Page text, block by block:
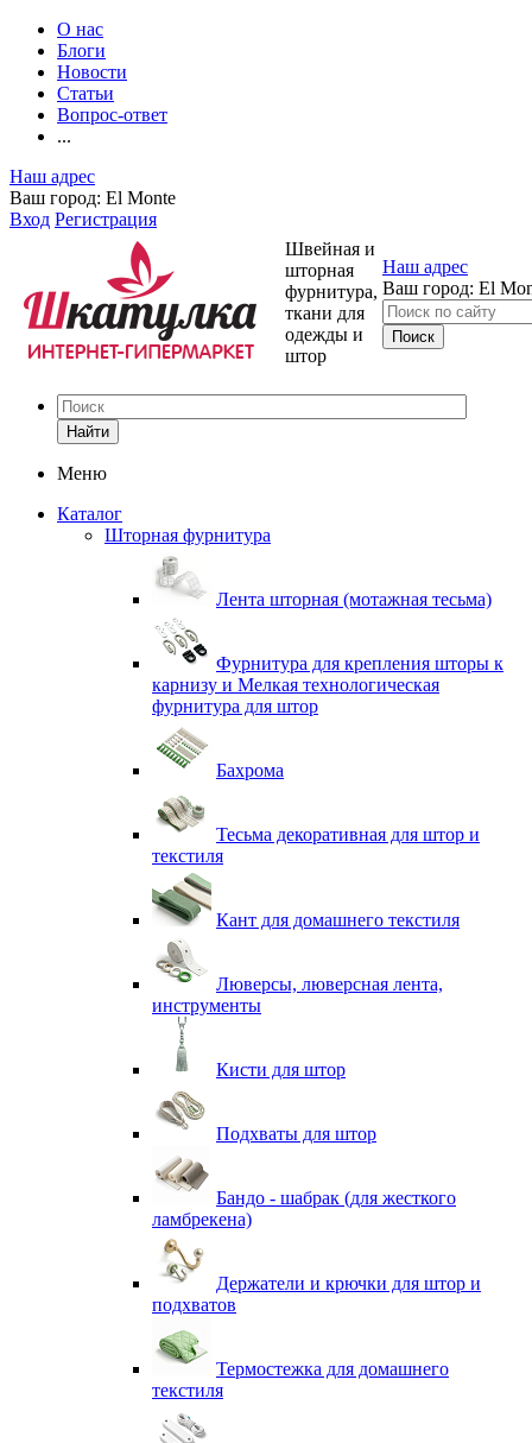
О нас
Блоги
Новости
Статьи
Вопрос-ответ
...
Наш адрес
Ваш город: El Monte
Вход Регистрация
Швейная и
шторная
фурнитура,
ткани для
одежды и
штор
Наш адрес
Ваш город: El
Найти
Меню
Каталог
Шторная фурнитура
Лента шторная (мотажная тесьма)
Фурнитура для крепления шторы к
карнизу и Мелкая технологическая
фурнитура для штор
Бахрома
Тесьма декоративная для штор и
текстиля
Кант для домашнего текстиля
Люверсы, люверсная лента,
инструменты
Кисти для штор
Подхваты для штор
Бандо - шабрак (для жесткого
ламбрекена)
Держатели и крючки для штор и
подхватов
Термостежка для домашнего
текстиля